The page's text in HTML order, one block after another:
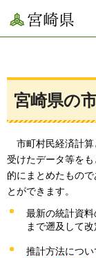
宮崎県
宮崎県の
市町村民経済計
受けたデータ等を
的にまとめたもの
とができます。
最新の統計資
まで遡及して改
推計方法につい